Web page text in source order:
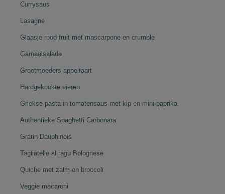
Currysaus
Lasagne
Glaasje rood fruit met mascarpone en crumble
Garnaalsalade
Grootmoeders appeltaart
Hardgekookte eieren
Griekse pasta in tomatensaus met kip en mini-paprika
Authentieke Spaghetti Carbonara
Gratin Dauphinois
Tagliatelle al ragu Bolognese
Quiche met zalm en broccoli
Veggie macaroni